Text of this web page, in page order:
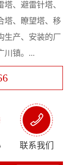
、避雷针塔、
塔、瞭望塔、移
产、安装的厂
川镇。...

联系我们